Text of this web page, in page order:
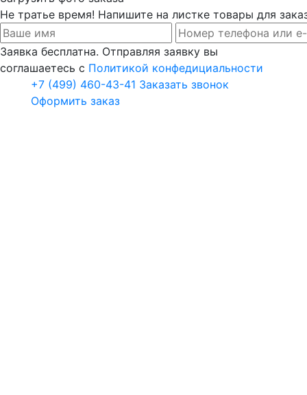
Не тратье время! Напишите на листке товары для
Заявка бесплатна. Отправляя заявку вы
соглашаетесь с Политикой конфедициальности
+7 (499) 460-43-41 Заказать звонок
Оформить заказ